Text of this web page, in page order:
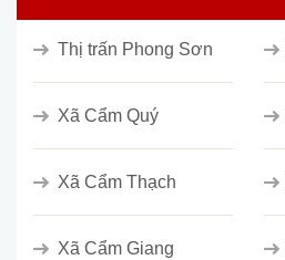
Thị trấn Phong Sơn
Xã Cẩm Quý
Xã Cẩm Thạch
Xã Cẩm Giang